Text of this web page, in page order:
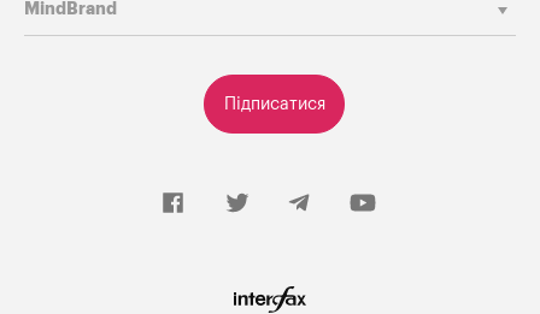
Підписатися
MindBrand